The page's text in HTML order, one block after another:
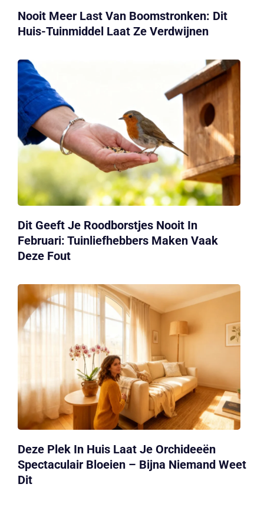
Nooit Meer Last Van Boomstronken: Dit
Huis-Tuinmiddel Laat Ze Verdwijnen
Dit Geeft Je Roodborstjes Nooit In
Februari: Tuinliefhebbers Maken Vaak
Deze Fout
Deze Plek In Huis Laat Je Orchideeën
Spectaculair Bloeien – Bijna Niemand Weet
Dit